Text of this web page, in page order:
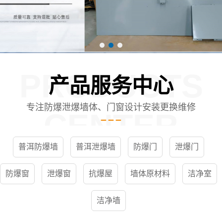
产品服务中心
PRODUCTS
CENTER
专注防爆泄爆墙体、门窗设计安装更换维修
普洱防爆墙 普洱泄爆墙 防爆门 泄爆门
防爆窗 泄爆窗 抗爆屋 墙体原材料 洁净室
洁净墙